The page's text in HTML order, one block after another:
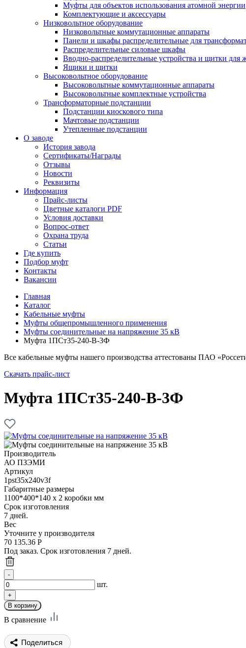
Муфты для объектов использования атомной энергии
Комплектующие и аксессуары
Низковольтное оборудование
Низковольтные коммутационные аппараты
Панели и шкафы распределительные для
Распределительные силовые шкафы
Вводно-распределительные устройства и щитки для
Ящики и щитки
Высоковольтное оборудование
Высоковольтные коммутационные аппараты
Высоковольтные комплектные устройства
Трансформаторные подстанции
Подстанции киоскового типа
Мачтовые подстанции
Утепленные подстанции
О заводе
История завода
Сертификаты/Награды
Отзывы
Новости
Реквизиты
Информация
Прайс-листы
Цветные каталоги PDF
Условия доставки
Вопрос-ответ
Охрана труда
Статьи
Где купить
Подбор муфт
Контакты
Вакансии
Главная
Каталог
Кабельные муфты
Муфты общепромышленного применения
Муфты соединительные на напряжение 35 кВ
Муфта 1ПСт35-240-В-3Ф
Все кабельные муфты нашего производства аттестованы ПАО
Скачать прайс-лист
Муфта 1ПСт35-240-В-3Ф
Производитель
АО ПЗЭМИ
Артикул
1pst35x240v3f
Габаритные размеры
1100*400*140 х 2 коробки мм
Срок изготовления
7 дней.
Вес
Уточните у производителя
70 135.36 Р
Под заказ. Срок изготовления 7 дней.
шт.
В сравнение
Поделиться